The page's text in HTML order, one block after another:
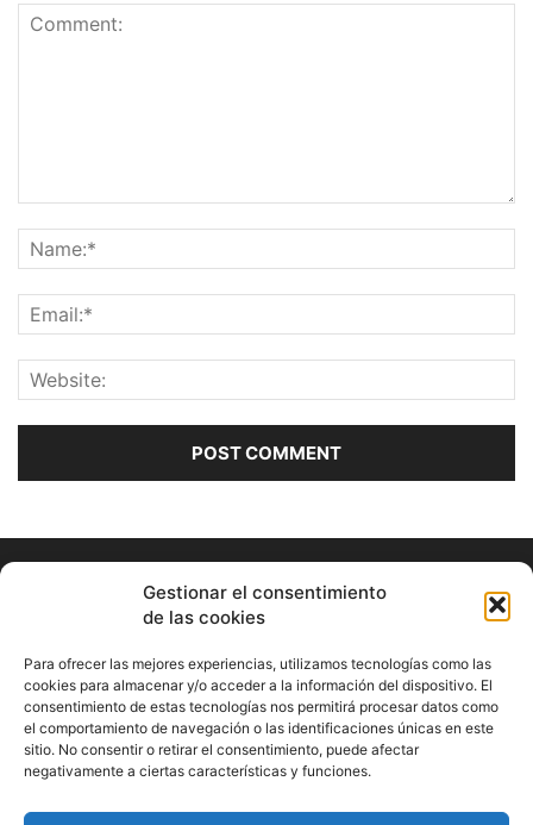
Gestionar el consentimiento
de las cookies
Para ofrecer las mejores experiencias, utilizamos tecnologías como las
cookies para almacenar y/o acceder a la información del dispositivo. El
consentimiento de estas tecnologías nos permitirá procesar datos como
el comportamiento de navegación o las identificaciones únicas en este
sitio. No consentir o retirar el consentimiento, puede afectar
negativamente a ciertas características y funciones.
ABOUT US
Información Cultural de Málaga y otros de interés general
Contact us:musicamalaga55@gmail.com